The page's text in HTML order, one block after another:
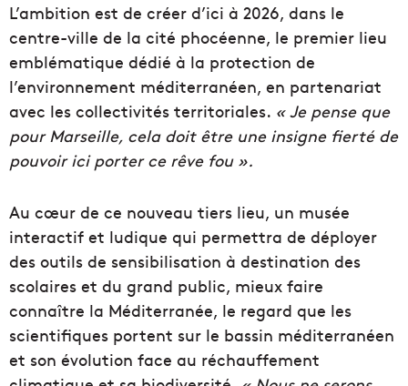
L’ambition est de créer d’ici à 2026, dans le
centre-ville de la cité phocéenne, le premier lieu
emblématique dédié à la protection de
l’environnement méditerranéen, en partenariat
avec les collectivités territoriales. « Je pense que
pour Marseille, cela doit être une insigne fierté de
pouvoir ici porter ce rêve fou ».
Au cœur de ce nouveau tiers lieu, un musée
interactif et ludique qui permettra de déployer
des outils de sensibilisation à destination des
scolaires et du grand public, mieux faire
connaître la Méditerranée, le regard que les
scientifiques portent sur le bassin méditerranéen
et son évolution face au réchauffement